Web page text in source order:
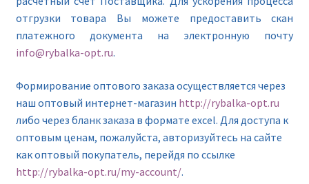
отгрузки товара Вы можете предоставить скан
платежного документа на электронную почту
info@rybalka-opt.ru.
Формирование оптового заказа осуществляется через
наш оптовый интернет-магазин http://rybalka-opt.ru
либо через бланк заказа в формате excel. Для доступа к
оптовым ценам, пожалуйста, авторизуйтесь на сайте
как оптовый покупатель, перейдя по ссылке
http://rybalka-opt.ru/my-account/.